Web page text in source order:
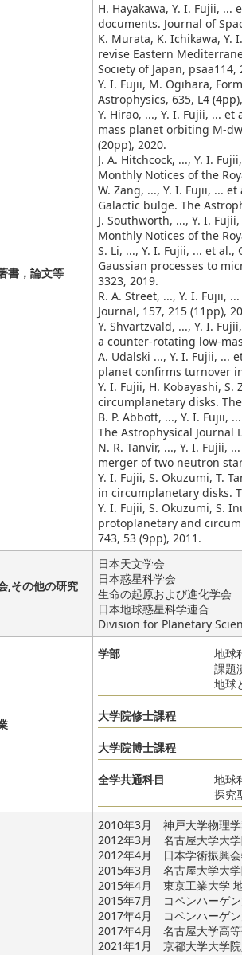
書，論文等
H. Hayakawa, Y. I. Fujii,
documents. Journal of
K. Murata, K. Ichikawa, Y.
revise Eastern
Society of Japan, psaa114,
Y. I. Fujii, M. Ogihara,
Astrophysics, 635, L4
Y. Hirao, ..., Y. I. Fujii, ...
mass planet orbiting M-
(20pp), 2020.
J. A. Hitchcock, ..., Y. I.
Monthly Notices of the
W. Zang, ..., Y. I. Fujii, ...
Galactic bulge. The
J. Southworth, ..., Y. I.
Monthly Notices of the
S. Li, ..., Y. I. Fujii, ... et
Gaussian processes to
3323, 2019.
R. A. Street, ..., Y. I. Fujii,
Journal, 157, 215 (11pp),
Y. Shvartzvald, ..., Y. I.
a counter-rotating low-
A. Udalski ..., Y. I. Fujii, ...
planet confirms turnover
Y. I. Fujii, H. Kobayashi,
circumplanetary disks.
B. P. Abbott, ..., Y. I. Fujii,
The Astrophysical Journal
N. R. Tanvir, ..., Y. I. Fujii,
merger of two neutron
Y. I. Fujii, S. Okuzumi, T.
in circumplanetary disks.
Y. I. Fujii, S. Okuzumi, S.
protoplanetary and
743, 53 (9pp), 2011.
,その他の研究
日本天文学会
日本惑星科学会
生命の起原および進化学会
日本地球惑星科学連合
Division for Planetary
学部
地球
課題
地球
大学院修士課程
大学院博士課程
全学共通科目
地球
探究
2010年3月 神戸大学物理
2012年3月 名古屋大学大学
2012年4月 日本学術振興会
2015年3月 名古屋大学大学
2015年4月 東京工業大学
2015年7月 コペンハーゲン
2017年4月 コペンハーゲン
2017年4月 名古屋大学高等
2021年1月 京都大学大学